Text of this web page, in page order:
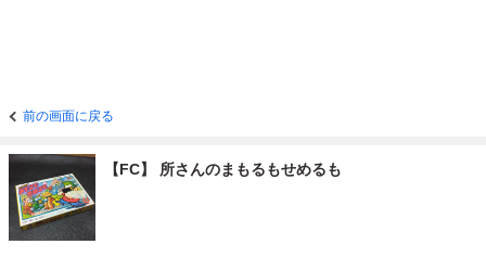
前の画面に戻る
【FC】 所さんのまもるもせめるも